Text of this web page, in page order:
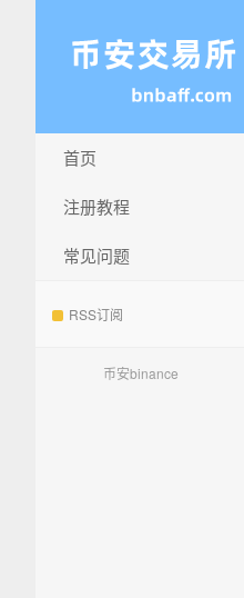
首页
注册教程
常见问题
RSS订阅
币安binance